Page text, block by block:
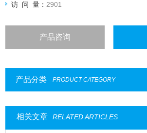
访 问 量： 2901
产品咨询
产品分类 PRODUCT CATEGORY
相关文章 RELATED ARTICLES